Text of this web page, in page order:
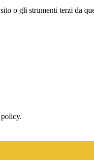
o gli strumenti terzi da